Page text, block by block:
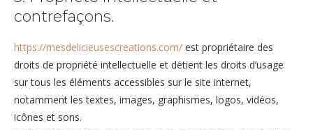
contrefaçons.
https://mesdelicieusescreations.com/ est propriétaire des
droits de propriété intellectuelle et détient les droits d’usage
sur tous les éléments accessibles sur le site internet,
notamment les textes, images, graphismes, logos, vidéos,
icônes et sons.